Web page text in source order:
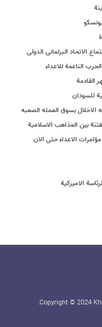
الاتحاد البرلمانی الدولی
الناعمة للاعداء
القادمة
للسودان
الاخلال بسوق العمله الصعبه
بین المذاهب الاسلامیة
الاعداء حتی الان
الامیرکیة
Copyright © 2024